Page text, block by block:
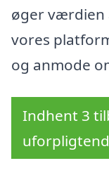
øger værdien
vores
og anmode
Indhent 3